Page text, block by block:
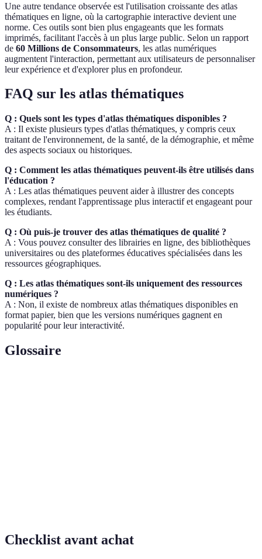
Une autre tendance observée est l'utilisation croissante des atlas
thématiques en ligne, où la cartographie interactive devient une
norme. Ces outils sont bien plus engageants que les formats
imprimés, facilitant l'accès à un plus large public. Selon un rapport
de 60 Millions de Consommateurs, les atlas numériques
augmentent l'interaction, permettant aux utilisateurs de personnaliser
leur expérience et d'explorer plus en profondeur.
FAQ sur les atlas thématiques
Q : Quels sont les types d'atlas thématiques disponibles ?
A : Il existe plusieurs types d'atlas thématiques, y compris ceux
traitant de l'environnement, de la santé, de la démographie, et même
des aspects sociaux ou historiques.
Q : Comment les atlas thématiques peuvent-ils être utilisés dans
l'éducation ?
A : Les atlas thématiques peuvent aider à illustrer des concepts
complexes, rendant l'apprentissage plus interactif et engageant pour
les étudiants.
Q : Où puis-je trouver des atlas thématiques de qualité ?
A : Vous pouvez consulter des librairies en ligne, des bibliothèques
universitaires ou des plateformes éducatives spécialisées dans les
ressources géographiques.
Q : Les atlas thématiques sont-ils uniquement des ressources
numériques ?
A : Non, il existe de nombreux atlas thématiques disponibles en
format papier, bien que les versions numériques gagnent en
popularité pour leur interactivité.
Glossaire
Checklist avant achat